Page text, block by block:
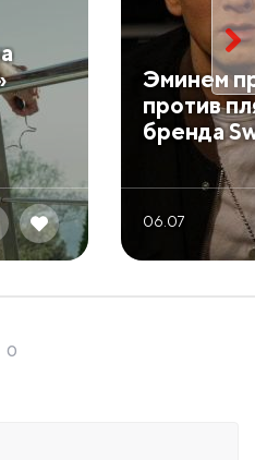
Эминем
против
бренда
06.07
0